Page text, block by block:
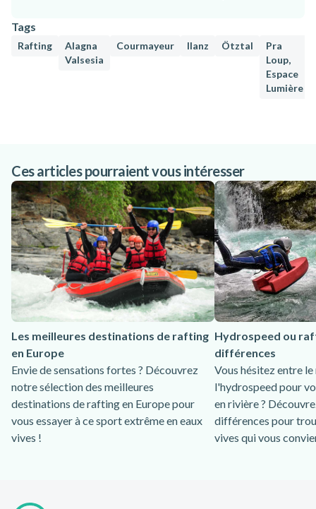
Tags
Rafting
Alagna
Valsesia
Courmayeur Ilanz Ötztal
Pra
Loup,
Espace
Lumière
Ces articles pourraient vous intéresser
Les meilleures destinations de rafting
en Europe
Envie de sensations fortes ? Découvrez
notre sélection des meilleures
destinations de rafting en Europe pour
vous essayer à ce sport extrême en eaux
vives !
Hydrospeed ou
différences
Vous hésitez entre
l'hydrospeed pour
en rivière ?
différences pour
vives qui vous